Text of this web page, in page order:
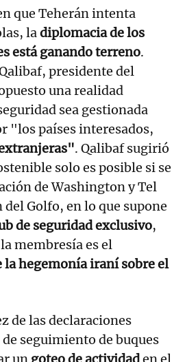
que Teherán intenta
ladiplomacia de los
está ganando terreno.
presidente del
una realidad
sea gestionada
"los países interesados,
. Qalibaf sugirió
solo es posible si se
de Washington y Tel
del Golfo, en lo que supone
de seguridad exclusivo,
membresía es el
hegemonía iraní sobre el
de las declaraciones
seguimiento de buques